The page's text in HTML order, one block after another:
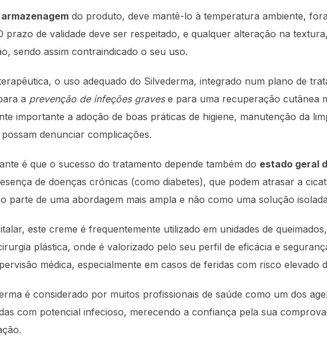
armazenagem do produto, deve mantê-lo à temperatura ambiente,
prazo de validade deve ser respeitado, e qualquer alteração na
sendo assim contraindicado o seu uso.
o uso adequado do Silvederma, integrado num plano de
a prevenção de infeções gravese para uma recuperação cutânea
importante a adoção de boas práticas de higiene, manutenção da
denunciar complicações.
é que o sucesso do tratamento depende também do estado geral
de doenças crónicas (como diabetes), que podem atrasar a
parte de uma abordagem mais ampla e não como uma solução
este creme é frequentemente utilizado em unidades de
plástica, onde é valorizado pelo seu perfil de eficácia e
médica, especialmente em casos de feridas com risco elevado
é considerado por muitos profissionais de saúde como um dos
com potencial infecioso, merecendo a confiança pela sua